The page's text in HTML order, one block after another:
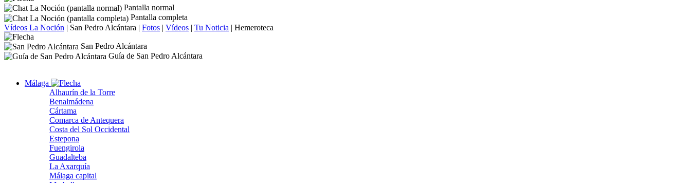
Pantalla normal
Pantalla completa
Vídeos La Noción | San Pedro Alcántara | Fotos | Vídeos | Tu Noticia | Hemeroteca
San Pedro Alcántara
Guía de San Pedro Alcántara
Málaga
Alhaurín de la Torre
Benalmádena
Cártama
Comarca de Antequera
Costa del Sol Occidental
Estepona
Fuengirola
Guadalteba
La Axarquía
Málaga capital